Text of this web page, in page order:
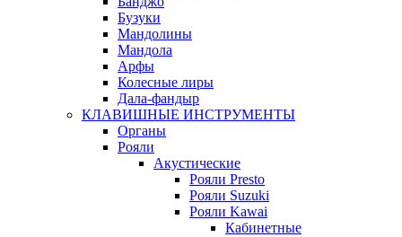
Бузуки
Мандолины
Мандола
Арфы
Колесные лиры
Дала-фандыр
КЛАВИШНЫЕ ИНСТРУМЕНТЫ
Органы
Рояли
Акустические
Рояли Presto
Рояли Suzuki
Рояли Kawai
Кабинетные